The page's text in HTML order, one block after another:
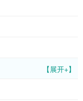
【展开+】